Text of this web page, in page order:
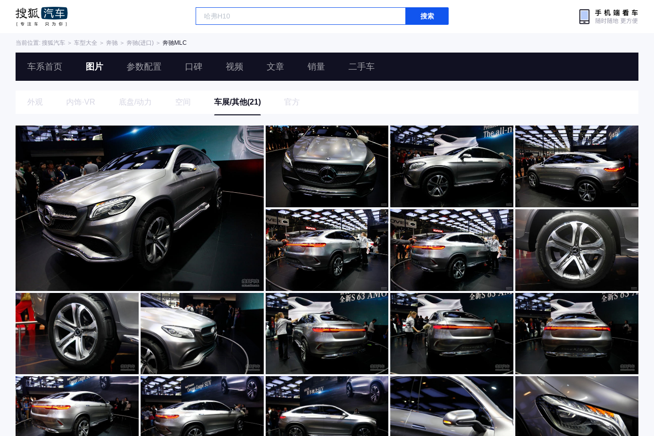
搜索
当前位置: 搜狐汽车 ＞ 车型大全 ＞ 奔驰 ＞ 奔驰(进口) ＞ 奔驰MLC
车系首页 图片 参数配置 口碑 视频 文章 销量 二手车
外观 内饰·VR 底盘/动力 空间 车展/其他(21) 官方